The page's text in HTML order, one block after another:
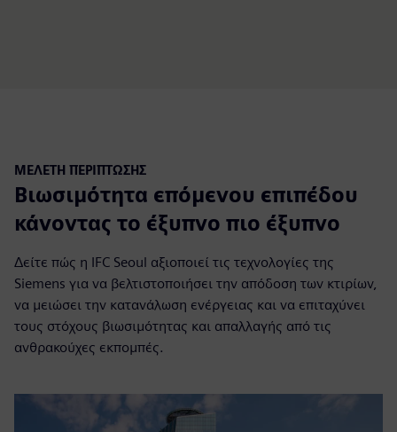
ΜΕΛΈΤΗ ΠΕΡΊΠΤΩΣΗΣ
Βιωσιμότητα επόμενου επιπέδου
κάνοντας το έξυπνο πιο έξυπνο
Δείτε πώς η IFC Seoul αξιοποιεί τις τεχνολογίες της
Siemens για να βελτιστοποιήσει την απόδοση των κτιρίων,
να μειώσει την κατανάλωση ενέργειας και να επιταχύνει
τους στόχους βιωσιμότητας και απαλλαγής από τις
ανθρακούχες εκπομπές.